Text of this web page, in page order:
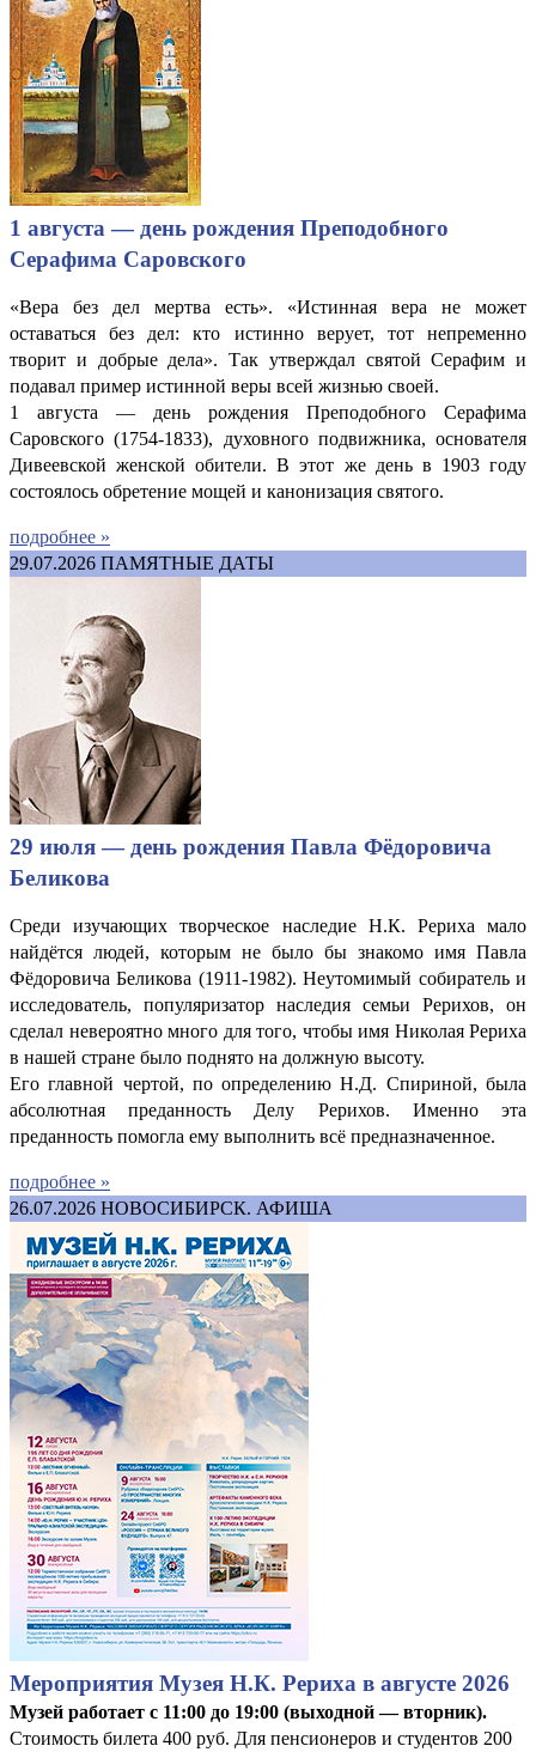
1 августа — день рождения Преподобного
Серафима Саровского
«Вера без дел мертва есть». «Истинная вера не может
оставаться без дел: кто истинно верует, тот непременно
творит и добрые дела». Так утверждал святой Серафим и
подавал пример истинной веры всей жизнью своей.
1 августа — день рождения Преподобного Серафима
Саровского (1754-1833), духовного подвижника, основателя
Дивеевской женской обители. В этот же день в 1903 году
состоялось обретение мощей и канонизация святого.
подробнее »
29.07.2026 ПАМЯТНЫЕ ДАТЫ
29 июля — день рождения Павла Фёдоровича
Беликова
Среди изучающих творческое наследие Н.К. Рериха мало
найдётся людей, которым не было бы знакомо имя Павла
Фёдоровича Беликова (1911-1982). Неутомимый собиратель и
исследователь, популяризатор наследия семьи Рерихов, он
сделал невероятно много для того, чтобы имя Николая Рериха
в нашей стране было поднято на должную высоту.
Его главной чертой, по определению Н.Д. Спириной, была
абсолютная преданность Делу Рерихов. Именно эта
преданность помогла ему выполнить всё предназначенное.
подробнее »
26.07.2026 НОВОСИБИРСК. АФИША
Мероприятия Музея Н.К. Рериха в августе 2026
Музей работает с 11:00 до 19:00 (выходной — вторник).
Стоимость билета 400 руб. Для пенсионеров и студентов 200